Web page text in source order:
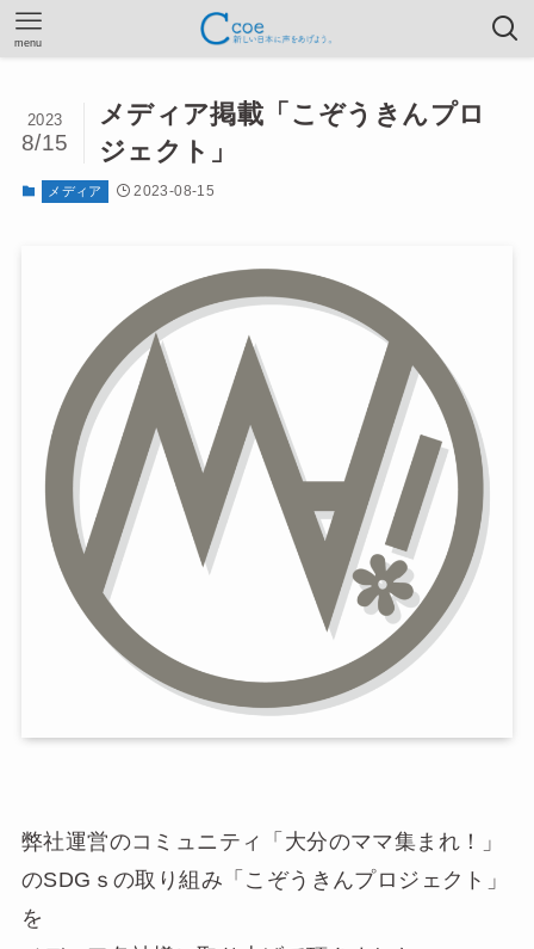
menu
メディア掲載「こぞうきんプロ
ジェクト」
2023
8/15
メディア 2023-08-15
弊社運営のコミュニティ「大分のママ集まれ！」
のSDGｓの取り組み「こぞうきんプロジェクト」
を